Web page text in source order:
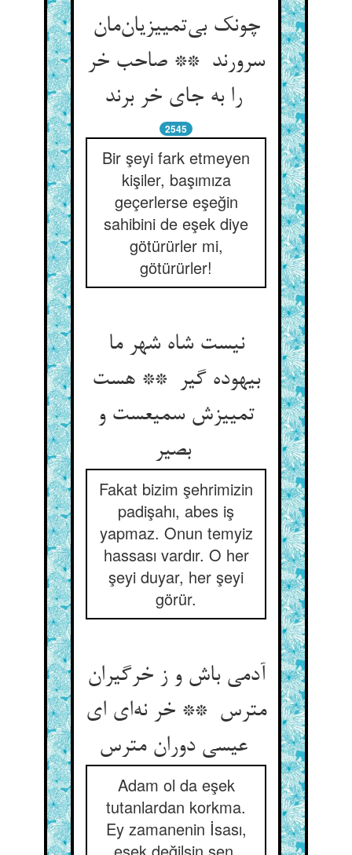
چونک بی‌تمییزیان‌مان
سرورند ** صاحب خر
را به جای خر برند
2545
Bir şeyi fark etmeyen
kişiler, başımıza
geçerlerse eşeğin
sahibini de eşek diye
götürürler mi,
götürürler!
نیست شاه شهر ما
بیهوده گیر ** هست
تمییزش سمیعست و
بصیر
Fakat bizim şehrimizin
padişahı, abes iş
yapmaz. Onun temyiz
hassası vardır. O her
şeyi duyar, her şeyi
görür.
آدمی باش و ز خرگیران
مترس ** خر نه‌ای ای
عیسی دوران مترس
Adam ol da eşek
tutanlardan korkma.
Ey zamanenin İsası,